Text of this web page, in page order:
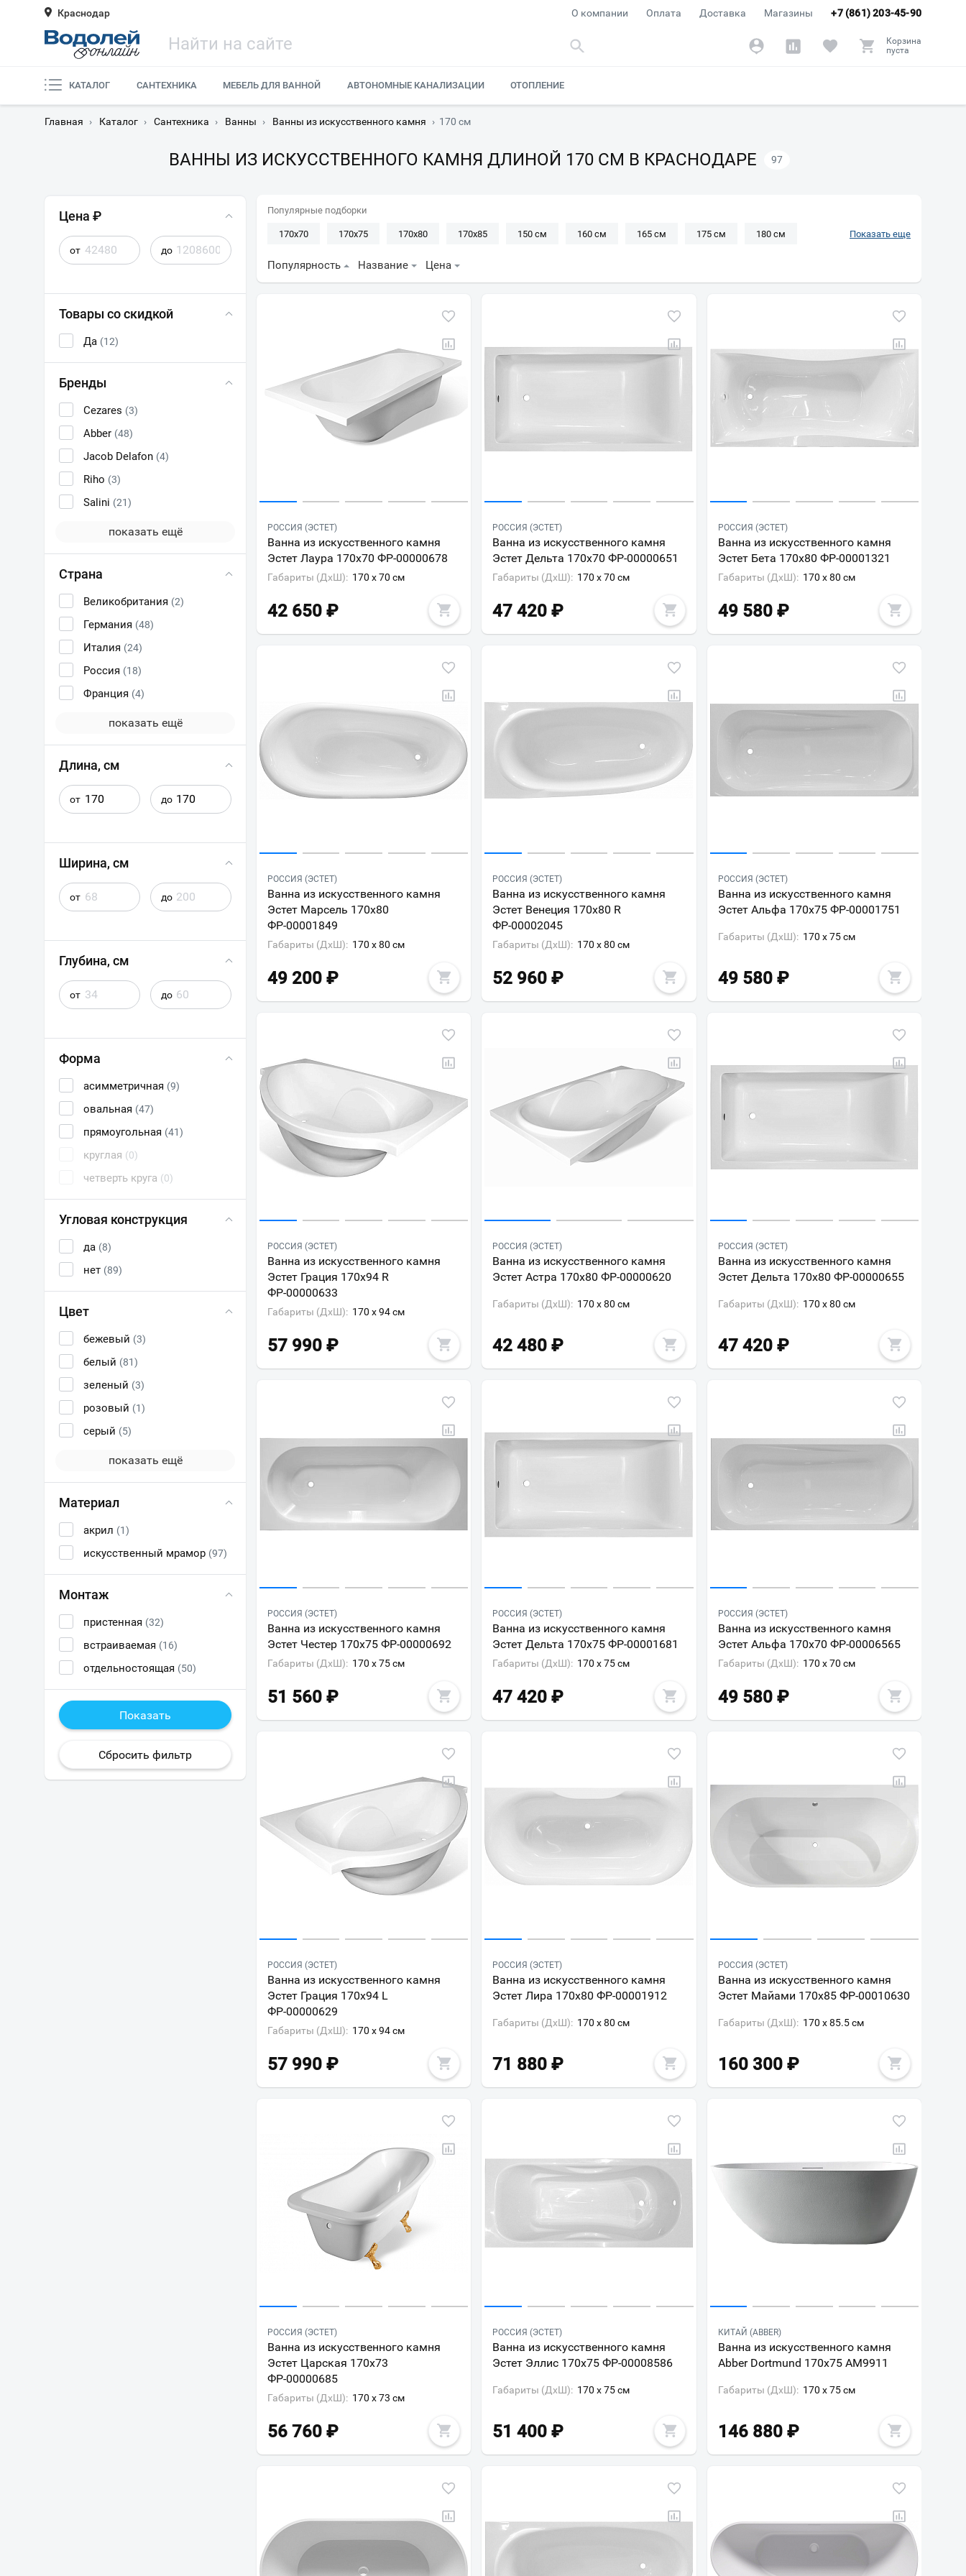
Краснодар +7 (861) 203-45-90
О компании Оплата Доставка Магазины
Корзина
пуста
КАТАЛОГ САНТЕХНИКА МЕБЕЛЬ ДЛЯ ВАННОЙ АВТОНОМНЫЕ КАНАЛИЗАЦИИ ОТОПЛЕНИЕ
Главная › Каталог › Сантехника › Ванны › Ванны из искусственного камня › 170 см
ВАННЫ ИЗ ИСКУССТВЕННОГО КАМНЯ ДЛИНОЙ 170 СМ В КРАСНОДАРЕ 97
Цена ₽
от до
Товары со скидкой
Да (12)
Бренды
Cezares (3)
Abber (48)
Jacob Delafon (4)
Riho (3)
Salini (21)
показать ещё
Страна
Великобритания (2)
Германия (48)
Италия (24)
Россия (18)
Франция (4)
показать ещё
Длина, см
от до
Ширина, см
от до
Глубина, см
от до
Форма
асимметричная (9)
овальная (47)
прямоугольная (41)
круглая (0)
четверть круга (0)
Угловая конструкция
да (8)
нет (89)
Цвет
бежевый (3)
белый (81)
зеленый (3)
розовый (1)
серый (5)
показать ещё
Материал
акрил (1)
искусственный мрамор (97)
Монтаж
пристенная (32)
встраиваемая (16)
отдельностоящая (50)
Популярные подборки
170x70 170x75 170x80 170x85 150 см 160 см 165 см 175 см 180 см
185 см 190 см 200 см
Показать еще
Популярность Название Цена
РОССИЯ (ЭСТЕТ)
Ванна из искусственного камня
Эстет Лаура 170x70 ФР-00000678
Габариты (ДxШ): 170 x 70 см
42 650 ₽
РОССИЯ (ЭСТЕТ)
Ванна из искусственного камня
Эстет Дельта 170х70 ФР-00000651
Габариты (ДxШ): 170 x 70 см
47 420 ₽
РОССИЯ (ЭСТЕТ)
Ванна из искусственного камня
Эстет Бета 170х80 ФР-00001321
Габариты (ДxШ): 170 x 80 см
49 580 ₽
РОССИЯ (ЭСТЕТ)
Ванна из искусственного камня
Эстет Марсель 170x80
ФР-00001849
Габариты (ДxШ): 170 x 80 см
49 200 ₽
РОССИЯ (ЭСТЕТ)
Ванна из искусственного камня
Эстет Венеция 170x80 R
ФР-00002045
Габариты (ДxШ): 170 x 80 см
52 960 ₽
РОССИЯ (ЭСТЕТ)
Ванна из искусственного камня
Эстет Альфа 170х75 ФР-00001751
Габариты (ДxШ): 170 x 75 см
49 580 ₽
РОССИЯ (ЭСТЕТ)
Ванна из искусственного камня
Эстет Грация 170x94 R
ФР-00000633
Габариты (ДxШ): 170 x 94 см
57 990 ₽
РОССИЯ (ЭСТЕТ)
Ванна из искусственного камня
Эстет Астра 170x80 ФР-00000620
Габариты (ДxШ): 170 x 80 см
42 480 ₽
РОССИЯ (ЭСТЕТ)
Ванна из искусственного камня
Эстет Дельта 170х80 ФР-00000655
Габариты (ДxШ): 170 x 80 см
47 420 ₽
РОССИЯ (ЭСТЕТ)
Ванна из искусственного камня
Эстет Честер 170x75 ФР-00000692
Габариты (ДxШ): 170 x 75 см
51 560 ₽
РОССИЯ (ЭСТЕТ)
Ванна из искусственного камня
Эстет Дельта 170х75 ФР-00001681
Габариты (ДxШ): 170 x 75 см
47 420 ₽
РОССИЯ (ЭСТЕТ)
Ванна из искусственного камня
Эстет Альфа 170x70 ФР-00006565
Габариты (ДxШ): 170 x 70 см
49 580 ₽
РОССИЯ (ЭСТЕТ)
Ванна из искусственного камня
Эстет Грация 170x94 L
ФР-00000629
Габариты (ДxШ): 170 x 94 см
57 990 ₽
РОССИЯ (ЭСТЕТ)
Ванна из искусственного камня
Эстет Лира 170x80 ФР-00001912
Габариты (ДxШ): 170 x 80 см
71 880 ₽
РОССИЯ (ЭСТЕТ)
Ванна из искусственного камня
Эстет Майами 170x85 ФР-00010630
Габариты (ДxШ): 170 x 85.5 см
160 300 ₽
РОССИЯ (ЭСТЕТ)
Ванна из искусственного камня
Эстет Царская 170x73
ФР-00000685
Габариты (ДxШ): 170 x 73 см
56 760 ₽
РОССИЯ (ЭСТЕТ)
Ванна из искусственного камня
Эстет Эллис 170x75 ФР-00008586
Габариты (ДxШ): 170 x 75 см
51 400 ₽
КИТАЙ (ABBER)
Ванна из искусственного камня
Abber Dortmund 170x75 AM9911
Габариты (ДxШ): 170 x 75 см
146 880 ₽
Москва
Ваш город?
Всё верно Сменить город